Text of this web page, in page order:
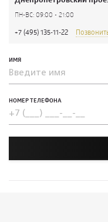
ПН-ВС: 09:00 - 21:00
+7 (495) 135-11-22
ИМЯ
НОМЕР ТЕЛЕФОНА